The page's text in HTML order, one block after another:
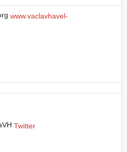
www.vaclavhavel-
Twitter